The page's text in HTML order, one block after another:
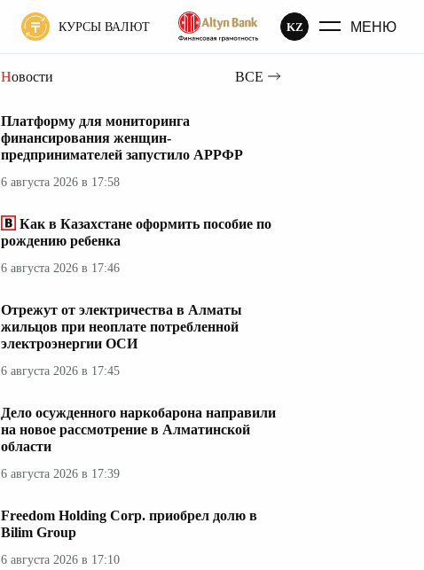
КУРСЫ ВАЛЮТ KZ МЕНЮ
Новости ВСЕ
Платформу для мониторинга
финансирования женщин-
предпринимателей запустило АРРФР
6 августа 2026 в 17:58
Как в Казахстане оформить пособие по
рождению ребенка
6 августа 2026 в 17:46
Отрежут от электричества в Алматы
жильцов при неоплате потребленной
электроэнергии ОСИ
6 августа 2026 в 17:45
Дело осужденного наркобарона направили
на новое рассмотрение в Алматинской
области
6 августа 2026 в 17:39
Freedom Holding Corp. приобрел долю в
Bilim Group
6 августа 2026 в 17:10